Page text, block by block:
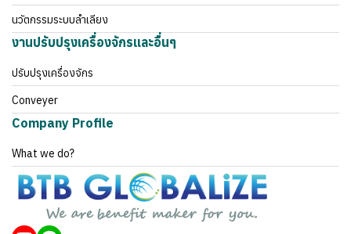
นวัตกรรมระบบลำเลียง
งานปรับปรุงเครื่องจักรและอื่นๆ
ปรับปรุงเครื่องจักร
Conveyer
Company Profile
What we do?